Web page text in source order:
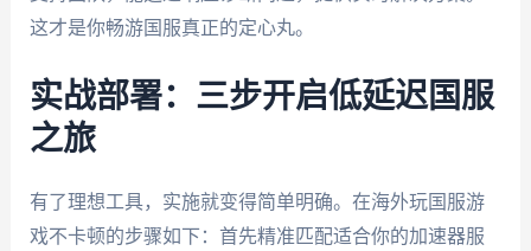
这才是你畅游国服真正的定心丸。
实战部署：三步开启低延迟国服
之旅
有了理想工具，实施就变得简单明确。在海外玩国服游
戏不卡顿的步骤如下：首先精准匹配适合你的加速器服